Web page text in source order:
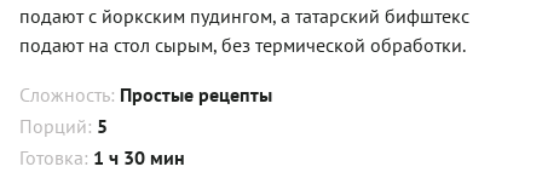
подают с йоркским пудингом, а татарский бифштекс
подают на стол сырым, без термической обработки.
Сложность: Простые рецепты
Порций: 5
Готовка: 1 ч 30 мин